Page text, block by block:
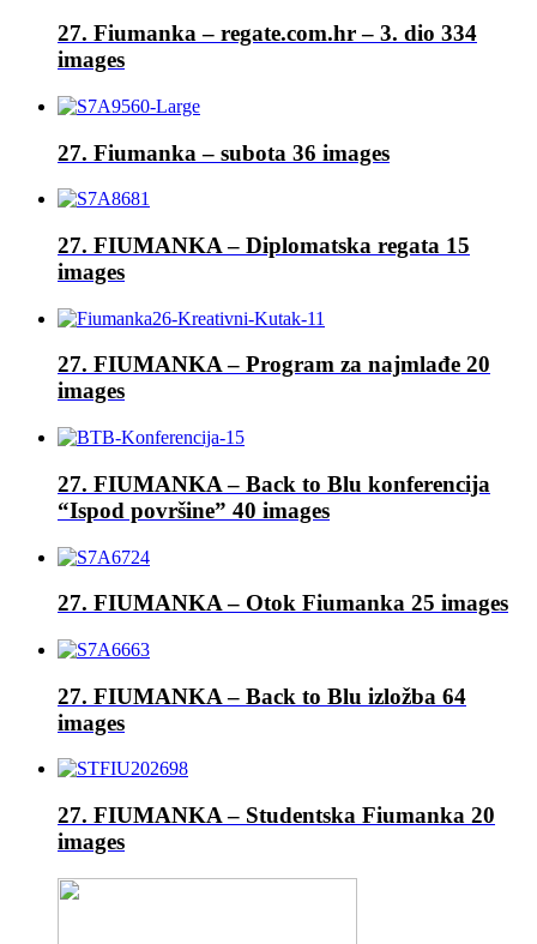
27. Fiumanka – regate.com.hr – 3. dio 334
images
27. Fiumanka – subota 36 images
27. FIUMANKA – Diplomatska regata 15
images
27. FIUMANKA – Program za najmlađe 20
images
27. FIUMANKA – Back to Blu konferencija
“Ispod površine” 40 images
27. FIUMANKA – Otok Fiumanka 25 images
27. FIUMANKA – Back to Blu izložba 64
images
27. FIUMANKA – Studentska Fiumanka 20
images